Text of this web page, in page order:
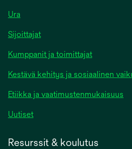
Ura
Sijoittajat
Kumppanit ja toimittajat
Kestävä kehitys ja sosiaalinen
Etiikka ja vaatimustenmukaisuus
Uutiset
Resurssit & koulutus